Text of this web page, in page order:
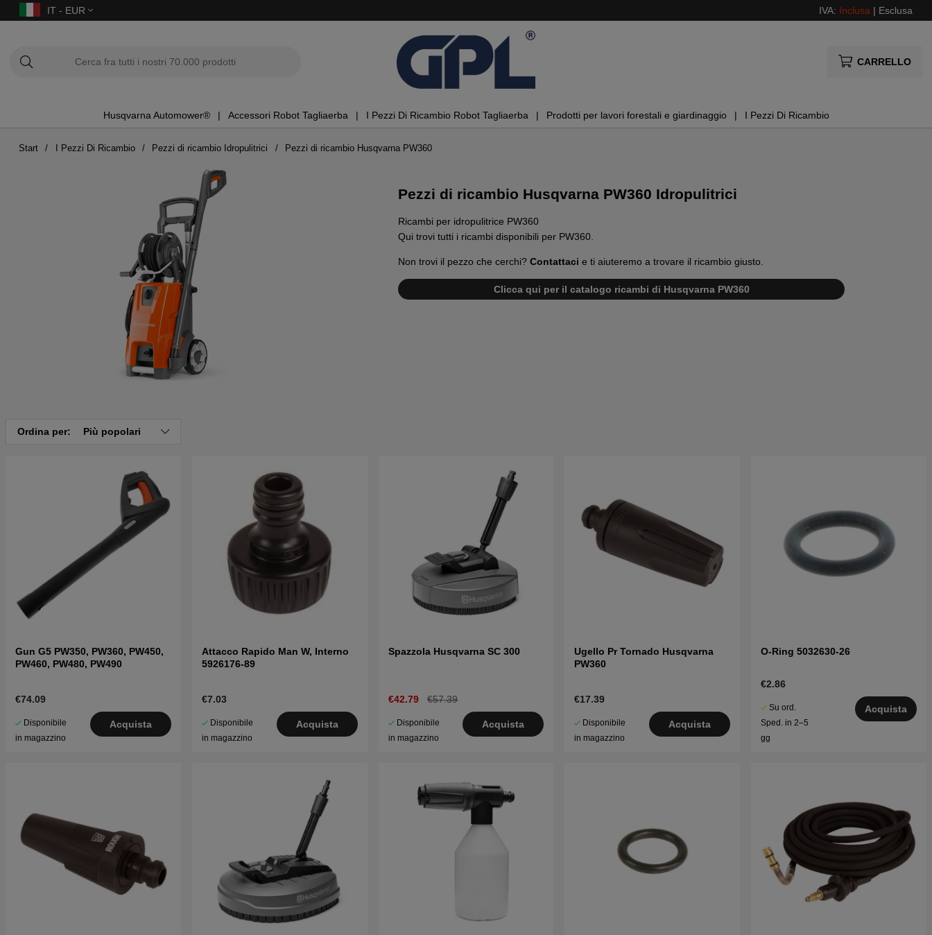
IT - EUR IVA: Inclusa | Esclusa
CARRELLO
Husqvarna Automower® Accessori Robot Tagliaerba I Pezzi Di Ricambio Robot Tagliaerba Prodotti per lavori forestali e giardinaggio I Pezzi Di Ricambio
Start I Pezzi Di Ricambio Pezzi di ricambio Idropulitrici Pezzi di ricambio Husqvarna PW360
Pezzi di ricambio Husqvarna PW360 Idropulitrici
Ricambi per idropulitrice PW360
Qui trovi tutti i ricambi disponibili per PW360.
Non trovi il pezzo che cerchi? Contattaci e ti aiuteremo a trovare il ricambio giusto.
Clicca qui per il catalogo ricambi di Husqvarna PW360
Ordina per: Più popolari
Gun G5 PW350, PW360, PW450,
PW460, PW480, PW490
€74.09
Disponibile
in magazzino
Acquista
Attacco Rapido Man W, Interno
5926176-89
€7.03
Disponibile
in magazzino
Acquista
Spazzola Husqvarna SC 300
€42.79 €57.39
Disponibile
in magazzino
Acquista
Ugello Pr Tornado Husqvarna
PW360
€17.39
Disponibile
in magazzino
Acquista
O-Ring 5032630-26
€2.86
Su ord.
Sped. in 2–5
gg
Acquista